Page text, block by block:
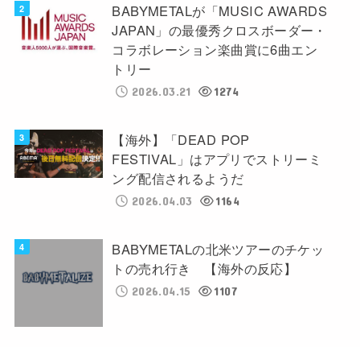
BABYMETALが「MUSIC AWARDS
JAPAN」の最優秀クロスボーダー・
コラボレーション楽曲賞に6曲エン
トリー
2026.03.21 1274
【海外】「DEAD POP
FESTIVAL」はアプリでストリーミ
ング配信されるようだ
2026.04.03 1164
BABYMETALの北米ツアーのチケッ
トの売れ行き 【海外の反応】
2026.04.15 1107